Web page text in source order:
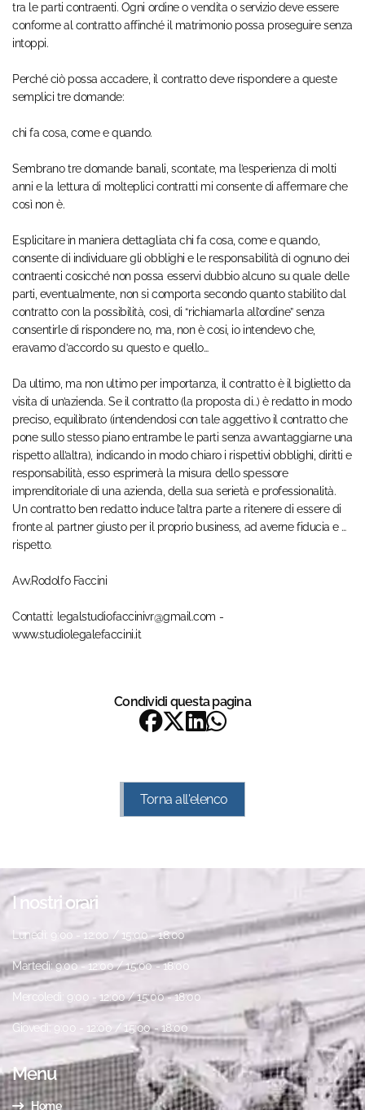
tra le parti contraenti. Ogni ordine o vendita o servizio deve essere
conforme al contratto affinché il matrimonio possa proseguire senza
intoppi.
Perché ciò possa accadere, il contratto deve rispondere a queste
semplici tre domande:
chi fa cosa, come e quando.
Sembrano tre domande banali, scontate, ma l’esperienza di molti
anni e la lettura di molteplici contratti mi consente di affermare che
così non è.
Esplicitare in maniera dettagliata chi fa cosa, come e quando,
consente di individuare gli obblighi e le responsabilità di ognuno dei
contraenti cosicché non possa esservi dubbio alcuno su quale delle
parti, eventualmente, non si comporta secondo quanto stabilito dal
contratto con la possibilità, così, di “richiamarla all’ordine” senza
consentirle di rispondere no, ma, non è cosi, io intendevo che,
eravamo d’accordo su questo e quello…
Da ultimo, ma non ultimo per importanza, il contratto è il biglietto da
visita di un’azienda. Se il contratto (la proposta di..) è redatto in modo
preciso, equilibrato (intendendosi con tale aggettivo il contratto che
pone sullo stesso piano entrambe le parti senza avvantaggiarne una
rispetto all’altra), indicando in modo chiaro i rispettivi obblighi, diritti e
responsabilità, esso esprimerà la misura dello spessore
imprenditoriale di una azienda, della sua serietà e professionalità.
Un contratto ben redatto induce l’altra parte a ritenere di essere di
fronte al partner giusto per il proprio business, ad averne fiducia e …
rispetto.
Avv.Rodolfo Faccini
Contatti: legalstudiofaccinivr@gmail.com -
www.studiolegalefaccini.it
Condividi questa pagina
Torna all'elenco
I nostri orari
Lunedì: 9:00 - 12:00 / 15:00 - 18:00
Martedì: 9:00 - 12:00 / 15:00 - 18:00
Mercoledì: 9:00 - 12:00 / 15:00 - 18:00
Giovedì: 9:00 - 12:00 / 15:00 - 18:00
Menu
Home